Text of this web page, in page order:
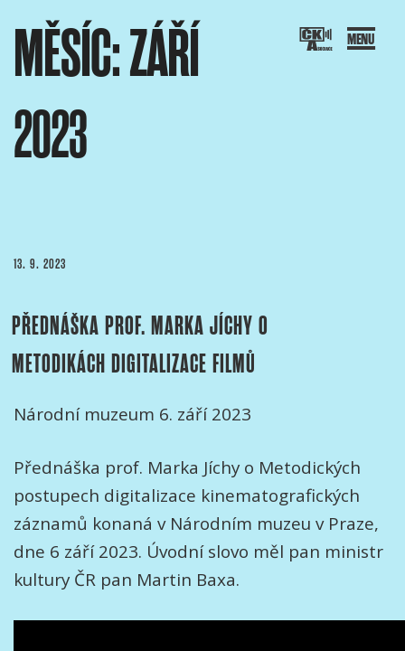
obsahu
ČESKÝCH KAMERAMANŮ
portál Asociace českých kameramanů
MĚSÍC:ZÁŘÍ
2023
PUBLIKOVÁNO
13. 9. 2023
PŘEDNÁŠKA PROF. MARKA JÍCHY O
METODIKÁCH DIGITALIZACE FILMŮ
Národní muzeum 6. září 2023
Přednáška prof. Marka Jíchy o Metodických
postupech digitalizace kinematografických
záznamů konaná v Národním muzeu v Praze,
dne 6 září 2023. Úvodní slovo měl pan ministr
kultury ČR pan Martin Baxa.